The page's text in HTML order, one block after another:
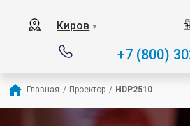
Киров ▼
+7 (800)
Главная / Проектор / HDP2510